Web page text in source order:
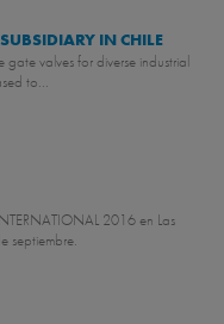
IN CHILE
valves for diverse industrial
to...
2016 en Las
septiembre.